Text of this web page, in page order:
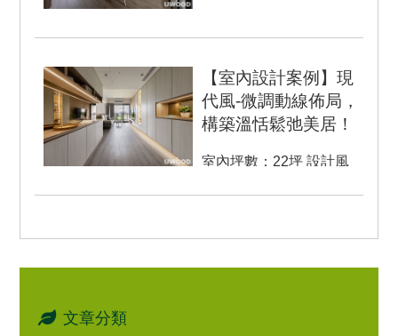
【室內設計案例】現
代風-微調動線佈局，
構築溫恬鬆弛美居！
室內坪數：22坪 設計風
房 2廳 2衛 房屋類...
文章分類